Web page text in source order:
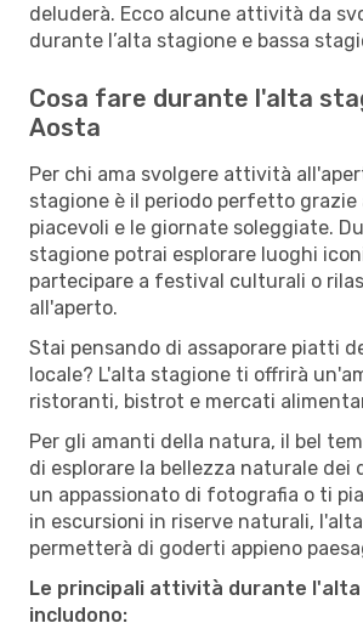
deluderà. Ecco alcune attività da
durante l’alta stagione e bassa
Cosa fare durante l'alta
Aosta
Per chi ama svolgere attività
stagione è il periodo perfetto
piacevoli e le giornate soleggiate.
stagione potrai esplorare luoghi
partecipare a festival culturali o
all'aperto.
Stai pensando di assaporare piatti
locale? L'alta stagione ti offrirà
ristoranti, bistrot e mercati
Per gli amanti della natura, il bel
di esplorare la bellezza naturale dei
un appassionato di fotografia o ti
in escursioni in riserve naturali,
permetterà di goderti appieno
Le principali attività durante
includono: